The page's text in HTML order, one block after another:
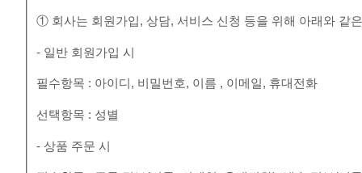
① 회사는 회원가입, 상담, 서비스 신청 등을 위해 아래와 같
- 일반 회원가입 시
필수항목 : 아이디, 비밀번호, 이름 , 이메일, 휴대전화
선택항목 : 성별
- 상품 주문 시